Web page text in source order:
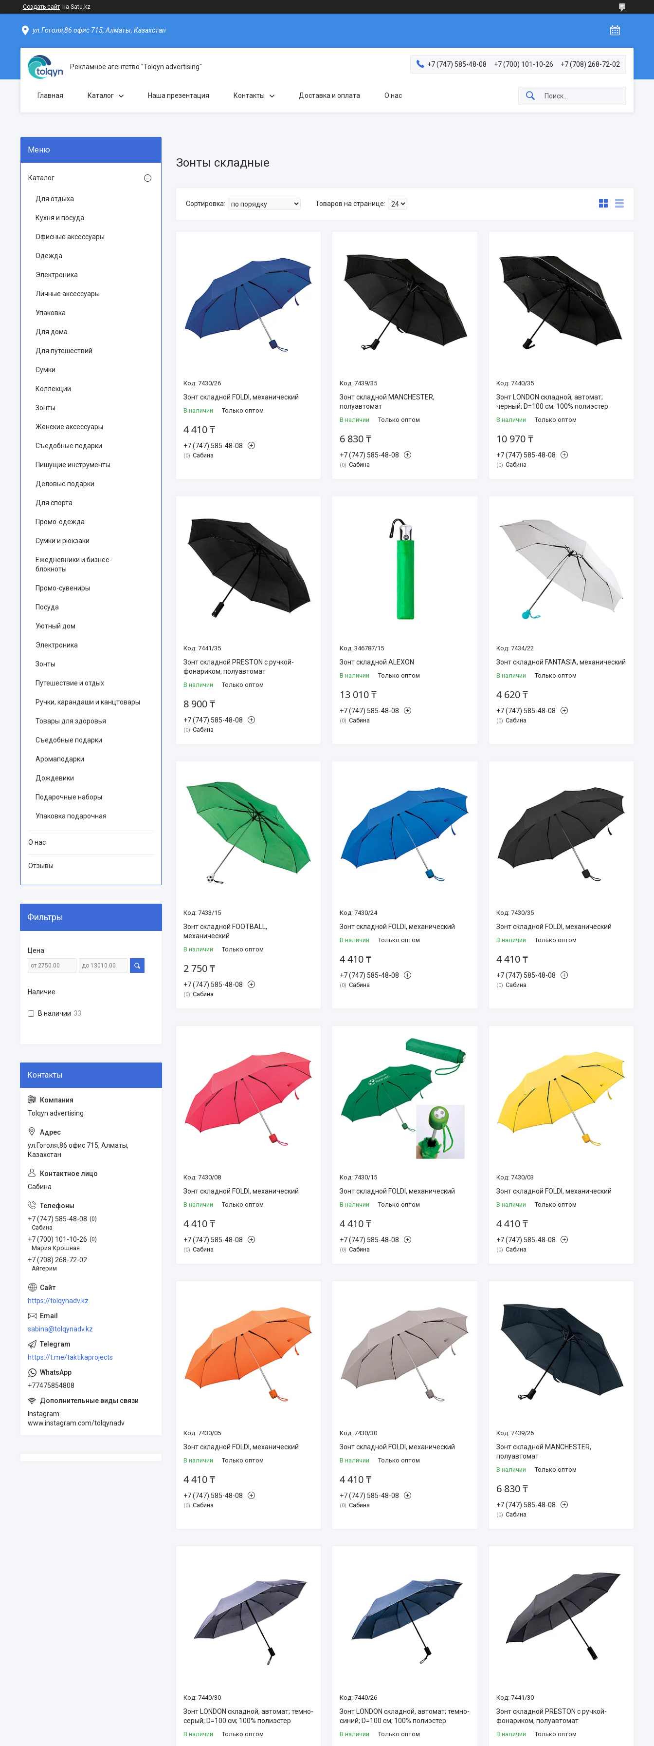
Создать сайт на Satu.kz
ул.Гоголя,86 офис 715, Алматы, Казахстан
Рекламное агентство "Tolqyn advertising" +7 (747) 585-48-08 +7 (700) 101-10-26 +7 (708) 268-72-02
Главная Каталог Наша презентация Контакты Доставка и оплата О нас
Зонты складные
7430/26
Зонт складной FOLDI, механический
В наличии Только оптом
4 410 ₸
+7 (747) 585-48-08
0 Сабина
7439/35
Зонт складной MANCHESTER,
полуавтомат
В наличии Только оптом
6 830 ₸
+7 (747) 585-48-08
0 Сабина
7440/35
Зонт LONDON складной, автомат;
черный; D=100 см; 100% полиэстер
В наличии Только оптом
10 970 ₸
+7 (747) 585-48-08
0 Сабина
7441/35
Зонт складной PRESTON с ручкой-
фонариком, полуавтомат
В наличии Только оптом
8 900 ₸
+7 (747) 585-48-08
0 Сабина
346787/15
Зонт складной ALEXON
В наличии Только оптом
13 010 ₸
+7 (747) 585-48-08
0 Сабина
7434/22
Зонт складной FANTASIA, механический
В наличии Только оптом
4 620 ₸
+7 (747) 585-48-08
0 Сабина
7433/15
Зонт складной FOOTBALL,
механический
В наличии Только оптом
2 750 ₸
+7 (747) 585-48-08
0 Сабина
7430/24
Зонт складной FOLDI, механический
В наличии Только оптом
4 410 ₸
+7 (747) 585-48-08
0 Сабина
7430/35
Зонт складной FOLDI, механический
В наличии Только оптом
4 410 ₸
+7 (747) 585-48-08
0 Сабина
7430/08
Зонт складной FOLDI, механический
В наличии Только оптом
4 410 ₸
+7 (747) 585-48-08
0 Сабина
7430/15
Зонт складной FOLDI, механический
В наличии Только оптом
4 410 ₸
+7 (747) 585-48-08
0 Сабина
7430/03
Зонт складной FOLDI, механический
В наличии Только оптом
4 410 ₸
+7 (747) 585-48-08
0 Сабина
7430/05
Зонт складной FOLDI, механический
В наличии Только оптом
4 410 ₸
+7 (747) 585-48-08
0 Сабина
7430/30
Зонт складной FOLDI, механический
В наличии Только оптом
4 410 ₸
+7 (747) 585-48-08
0 Сабина
7439/26
Зонт складной MANCHESTER,
полуавтомат
В наличии Только оптом
6 830 ₸
+7 (747) 585-48-08
0 Сабина
7440/30
Зонт LONDON складной, автомат; темно-
серый; D=100 см; 100% полиэстер
В наличии Только оптом
7440/26
Зонт LONDON складной, автомат; темно-
синий; D=100 см; 100% полиэстер
В наличии Только оптом
7441/30
Зонт складной PRESTON с ручкой-
фонариком, полуавтомат
В наличии Только оптом
Каталог
Для отдыха
Кухня и посуда
Офисные аксессуары
Одежда
Электроника
Личные аксессуары
Упаковка
Для дома
Для путешествий
Сумки
Коллекции
Зонты
Женские аксессуары
Съедобные подарки
Пишущие инструменты
Деловые подарки
Для спорта
Промо-одежда
Сумки и рюкзаки
Ежедневники и бизнес-
блокноты
Промо-сувениры
Посуда
Уютный дом
Электроника
Зонты
Путешествие и отдых
Ручки, карандаши и канцтовары
Товары для здоровья
Съедобные подарки
Аромаподарки
Дождевики
Подарочные наборы
Упаковка подарочная
О нас
Отзывы
Фильтры
Цена
Наличие
В наличии 33
Tolqyn advertising
ул.Гоголя,86 офис 715, Алматы,
Казахстан
Сабина
+7 (747) 585-48-08 0
Сабина
+7 (700) 101-10-26 0
Мария Крошная
+7 (708) 268-72-02
Айгерим
https://tolqynadv.kz
sabina@tolqynadv.kz
https://t.me/taktikaprojects
+77475854808
Instagram
www.instagram.com/tolqynadv